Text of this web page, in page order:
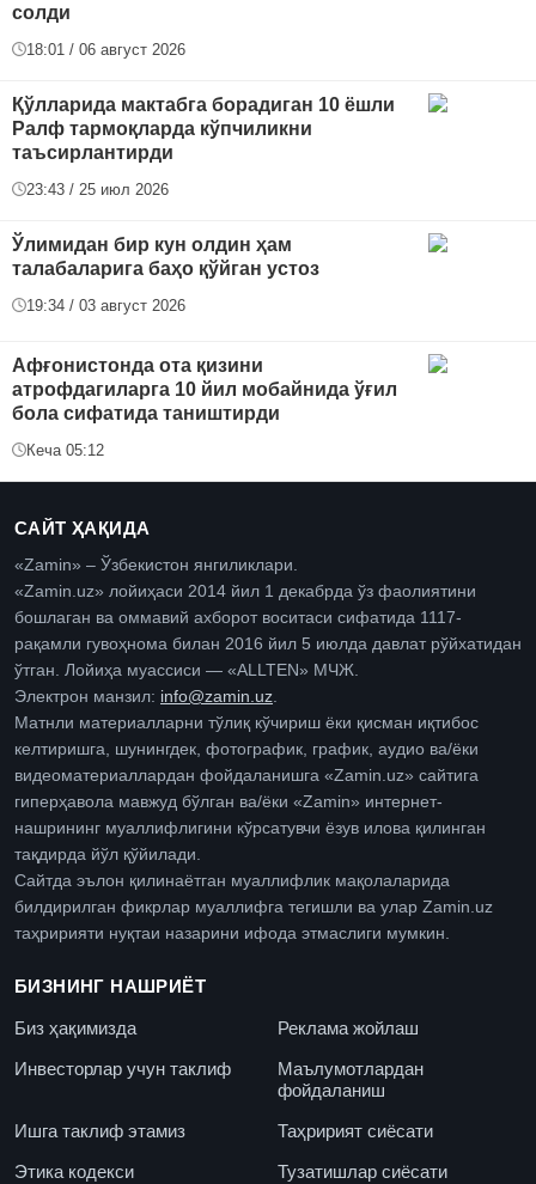
солди
18:01 / 06 август 2026
Қўлларида мактабга борадиган 10 ёшли
Ралф тармоқларда кўпчиликни
таъсирлантирди
23:43 / 25 июл 2026
Ўлимидан бир кун олдин ҳам
талабаларига баҳо қўйган устоз
19:34 / 03 август 2026
Афғонистонда ота қизини
атрофдагиларга 10 йил мобайнида ўғил
бола сифатида таништирди
Кеча 05:12
САЙТ ҲАҚИДА
«Zamin» – Ўзбекистон янгиликлари.
«Zamin.uz» лойиҳаси 2014 йил 1 декабрда ўз фаолиятини
бошлаган ва оммавий ахборот воситаси сифатида 1117-
рақамли гувоҳнома билан 2016 йил 5 июлда давлат рўйхатидан
ўтган. Лойиҳа муассиси — «ALLTEN» МЧЖ.
Электрон манзил: info@zamin.uz
Матнли материалларни тўлиқ кўчириш ёки қисман иқтибос
келтиришга, шунингдек, фотографик, график, аудио ва/ёки
видеоматериаллардан фойдаланишга «Zamin.uz» сайтига
гиперҳавола мавжуд бўлган ва/ёки «Zamin» интернет-
нашрининг муаллифлигини кўрсатувчи ёзув илова қилинган
тақдирда йўл қўйилади.
Сайтда эълон қилинаётган муаллифлик мақолаларида
билдирилган фикрлар муаллифга тегишли ва улар Zamin.uz
таҳририяти нуқтаи назарини ифода этмаслиги мумкин.
БИЗНИНГ НАШРИЁТ
Биз ҳақимизда
Реклама жойлаш
Инвесторлар учун таклиф
Маълумотлардан
фойдаланиш
Ишга таклиф этамиз
Таҳририят сиёсати
Этика кодекси
Тузатишлар сиёсати